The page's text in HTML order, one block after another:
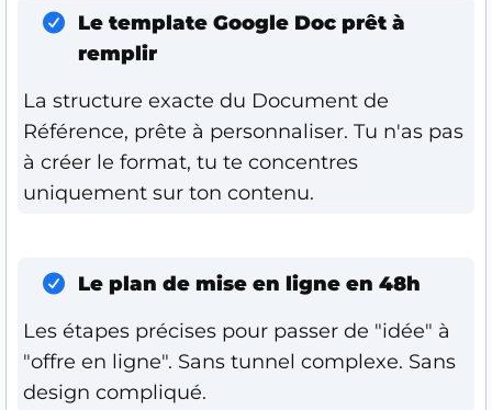
Le template Google Doc prêt à
remplir
La structure exacte du Document de
Référence, prête à personnaliser. Tu n'as pas
à créer le format, tu te concentres
uniquement sur ton contenu.
Le plan de mise en ligne en 48h
Les étapes précises pour passer de "idée" à
"offre en ligne". Sans tunnel complexe. Sans
design compliqué.